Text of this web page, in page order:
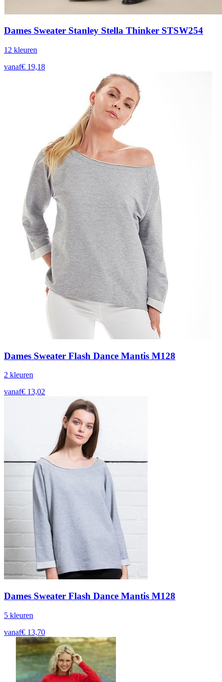
Dames Sweater Stanley Stella Thinker STSW254
12 kleuren
vanaf€ 19,18
Dames Sweater Flash Dance Mantis M128
2 kleuren
vanaf€ 13,02
Dames Sweater Flash Dance Mantis M128
5 kleuren
vanaf€ 13,70